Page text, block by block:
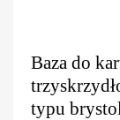
Baza do
typu